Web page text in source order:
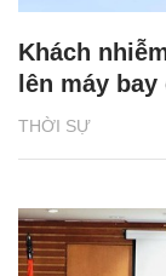
THỜI SỰ
Khách
lên máy